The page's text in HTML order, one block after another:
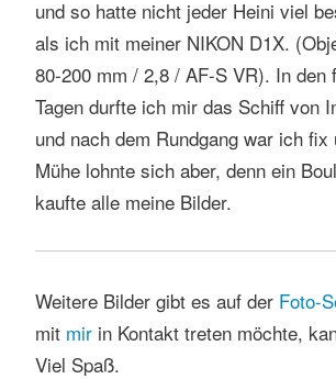
und so hatte nicht jeder Heini viel
als ich mit meiner NIKON D1X.
80-200 mm / 2,8 / AF-S VR). In den
Tagen durfte ich mir das Schiff von
und nach dem Rundgang war ich
Mühe lohnte sich aber, denn ein
kaufte alle meine Bilder.
Weitere Bilder gibt es auf der Foto-
mit mirin Kontakt treten möchte,
Viel Spaß.